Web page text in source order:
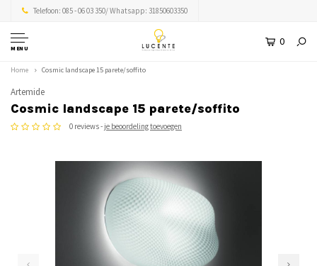
Telefoon: 085 - 06 03 350/ Whatsapp: 31850603350
MENU
0
Home Cosmic landscape 15 parete/soffito
Artemide
Cosmic landscape 15 parete/soffito
0 reviews - je beoordeling toevoegen